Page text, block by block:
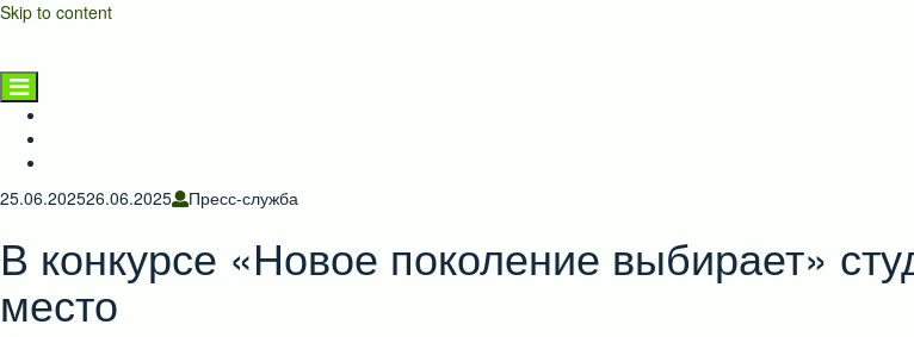
Skip to content
25.06.202526.06.2025 Пресс-служба
В конкурсе «Новое поколение выбирает»
место